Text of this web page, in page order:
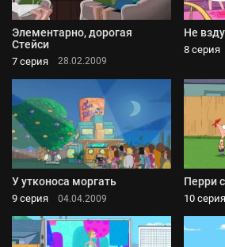
Элементарно, дорогая
Стейси
7 серия 28.02.2009
Не
8 серия
У утконоса моргать
9 серия 04.04.2009
Перри
10 серия